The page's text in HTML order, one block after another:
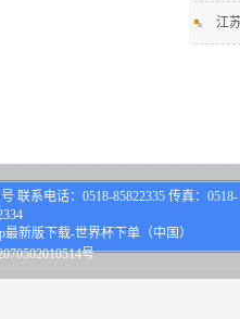
江
联系电话：0518-85822335 传真：0518-
新版下载-世界杯下单（中国）
号